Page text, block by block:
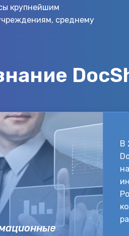
крупнейшим
среднему
В